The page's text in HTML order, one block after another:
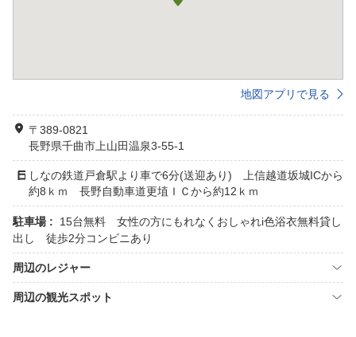
地図アプリで見る
〒389-0821
長野県千曲市上山田温泉3-55-1
しなの鉄道戸倉駅より車で6分(送迎あり) 上信越道坂城ICから
約8ｋｍ 長野自動車道更埴ＩＣから約12ｋｍ
駐車場 :
15台無料 女性の方にもれなくおしゃれi色浴衣無料貸し
出し 徒歩2分コンビニあり
周辺のレジャー
周辺の観光スポット